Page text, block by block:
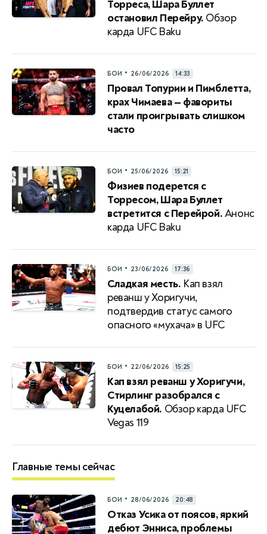
Торреса, Шара Буллет
остановил Перейру. Обзор
карда UFC Baku
БОИ • 26/06/2026 14:33
Провал Топурии и Пимблетта,
крах Чимаева — фавориты
стали проигрывать слишком
часто
БОИ • 25/06/2026 15:21
Физиев подерется с
Торресом, Шара Буллет
встретится с Перейрой.Анонс
карда UFC Baku
БОИ • 23/06/2026 17:36
Сладкая месть. Кап взял
реванш у Хоригучи,
подтвердив статус самого
опасного «мухача» в UFC
БОИ • 22/06/2026 15:25
Кап взял реванш у Хоригучи,
Стирлинг разобрался с
Куцелабой. Обзор карда UFC
Vegas 119
Главные темы сейчас
БОИ • 28/06/2026 20:48
Отказ Усика от поясов, яркий
дебют Энниса, проблемы